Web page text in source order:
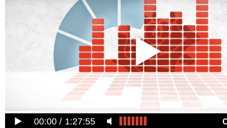
00:00 1:27:55